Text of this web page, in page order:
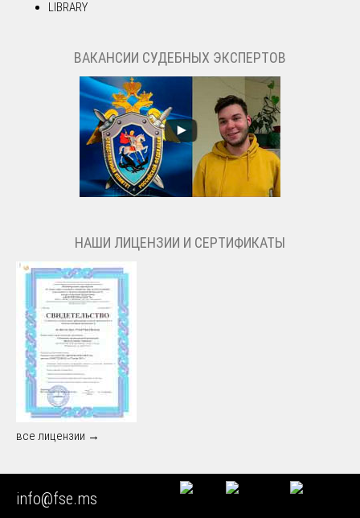
LIBRARY
ВАКАНСИИ СУДЕБНЫХ ЭКСПЕРТОВ
НАШИ ЛИЦЕНЗИИ И СЕРТИФИКАТЫ
все лицензии →
info@fse.ms